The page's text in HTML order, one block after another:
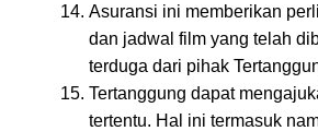
Asuransi ini memberikan
dan jadwal film yang telah
terduga dari pihak
Tertanggung dapat
tertentu. Hal ini termasuk